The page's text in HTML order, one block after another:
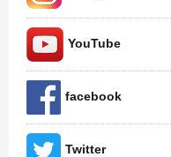
YouTube
facebook
Twitter